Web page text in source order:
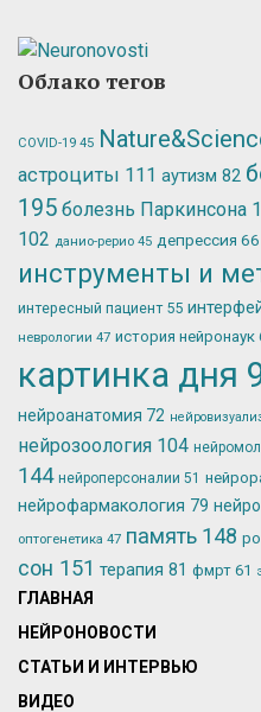
Облако тегов
COVID-19 45
астроциты 111 аутизм 82
195 болезнь Паркинсона
102 данио-рерио 45 депрессия 66
инструменты и
интересный пациент 55
неврологии 47 история нейронаук
картинка дня
нейроанатомия 72
нейрозоология 104
144 нейроперсоналии 51
нейрофармакология 79
оптогенетика 47 память 148
сон 151 терапия 81 фмрт 61
ГЛАВНАЯ
НЕЙРОНОВОСТИ
СТАТЬИ И ИНТЕРВЬЮ
ВИДЕО